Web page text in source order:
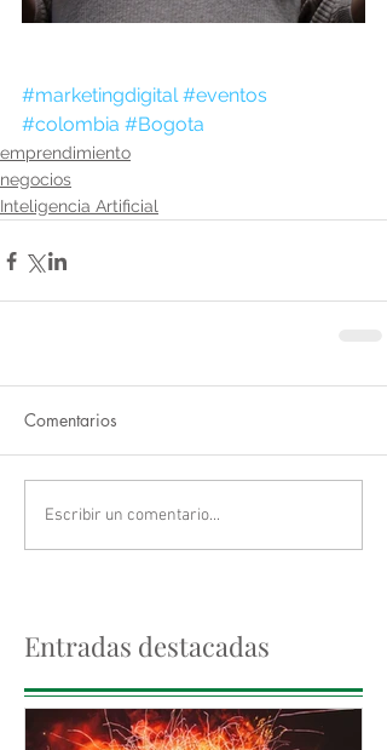
#marketingdigital #eventos
#colombia #Bogota
emprendimiento
negocios
Inteligencia Artificial
Comentarios
Escribir un comentario...
Entradas destacadas